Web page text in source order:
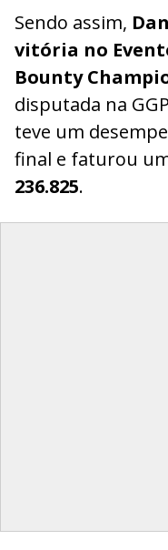
Sendo assim,
vitória no
Bounty
disputada na
teve um
final e faturou
236.825.